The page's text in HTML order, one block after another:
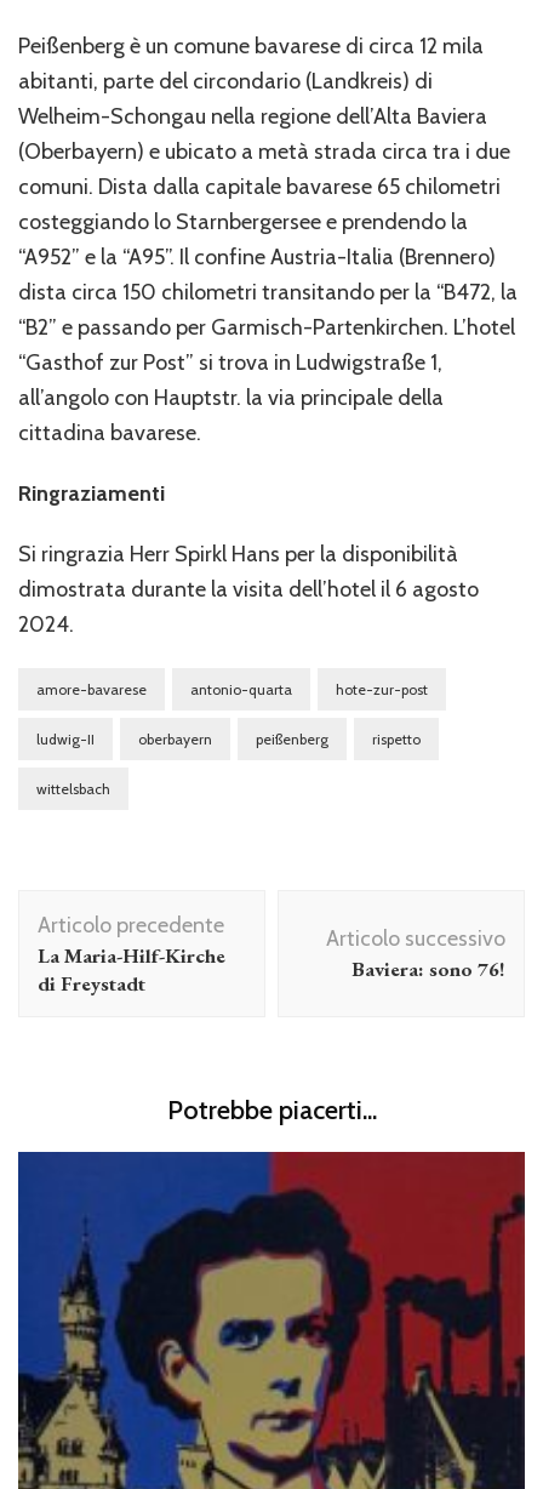
Peißenberg è un comune bavarese di circa 12 mila
abitanti, parte del circondario (Landkreis) di
Welheim-Schongau nella regione dell’Alta Baviera
(Oberbayern) e ubicato a metà strada circa tra i due
comuni. Dista dalla capitale bavarese 65 chilometri
costeggiando lo Starnbergersee e prendendo la
“A952” e la “A95”. Il confine Austria-Italia (Brennero)
dista circa 150 chilometri transitando per la “B472, la
“B2” e passando per Garmisch-Partenkirchen. L’hotel
“Gasthof zur Post” si trova in Ludwigstraße 1,
all’angolo con Hauptstr. la via principale della
cittadina bavarese.
Ringraziamenti
Si ringrazia Herr Spirkl Hans per la disponibilità
dimostrata durante la visita dell’hotel il 6 agosto
2024.
amore-bavarese antonio-quarta hote-zur-post
ludwig-II oberbayern peißenberg rispetto
wittelsbach
Navigazione
articolo
Articolo precedente
La Maria-Hilf-Kirche
di Freystadt
Articolo successivo
Baviera: sono 76!
Potrebbe piacerti...